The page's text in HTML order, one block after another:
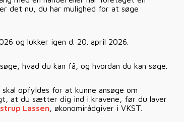
det nu, du har mulighed for at søge
og lukker igen d. 20. april 2026.
hvad du kan få, og hvordan du kan søge.
opfyldes for at kunne ansøge om
at du sætter dig ind i kravene, før du laver
Lassen , økonomirådgiver i VKST.